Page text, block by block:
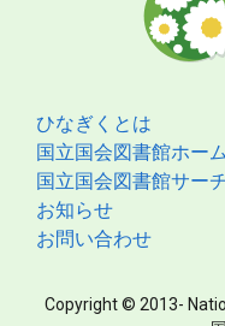
ひなぎくとは
国立国会図書館ホー
国立国会図書館サー
お知らせ
お問い合わせ
Copyright © 2013-